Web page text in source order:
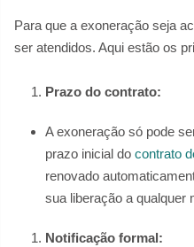
Para que a exoneração seja
ser atendidos. Aqui estão os
Prazo do contrato:
A exoneração só pode
prazo inicial do contrato
renovado
sua liberação a qualquer
Notificação formal: